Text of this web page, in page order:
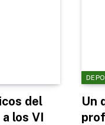
del
los VI
Un